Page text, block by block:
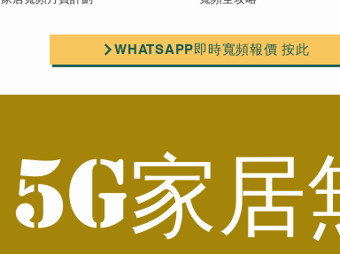
WHATSAPP即時寬頻報價 按此
5G家居